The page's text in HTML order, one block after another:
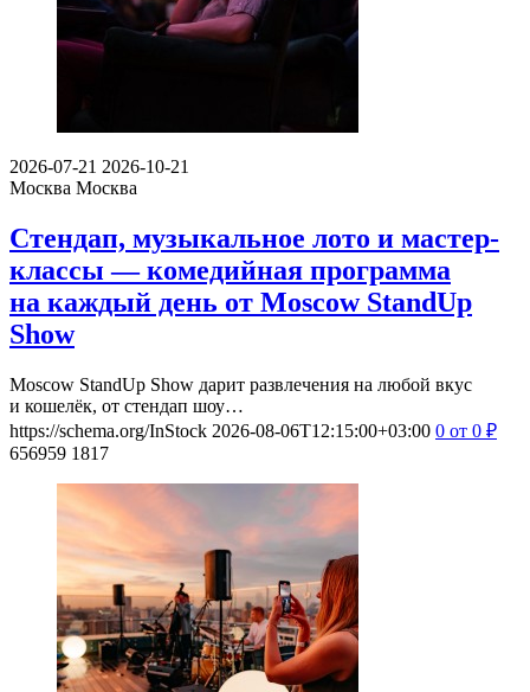
2026-07-21 2026-10-21
Москва Москва
Стендап, музыкальное лото и мастер-
классы — комедийная программа
на каждый день от Moscow StandUp
Show
Moscow StandUp Show дарит развлечения на любой вкус
и кошелёк, от стендап шоу…
https://schema.org/InStock 2026-08-06T12:15:00+03:00 0 от 0 ₽
656959 1817